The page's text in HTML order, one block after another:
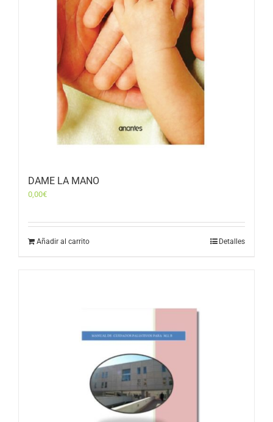
DAME LA MANO
0,00€
Añadir al carrito Detalles